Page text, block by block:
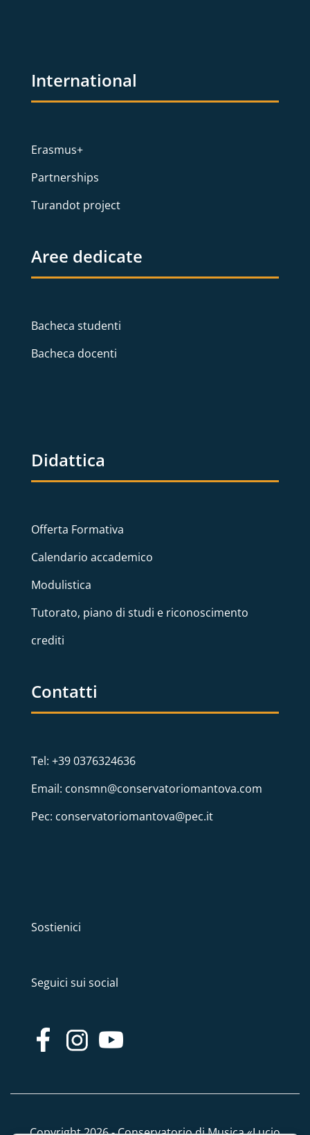
International
Erasmus+
Partnerships
Turandot project
Aree dedicate
Bacheca studenti
Bacheca docenti
Didattica
Offerta Formativa
Calendario accademico
Modulistica
Tutorato, piano di studi e riconoscimento
crediti
Contatti
Tel: +39 0376324636
Email: consmn@conservatoriomantova.com
Pec: conservatoriomantova@pec.it
Sostienici
Seguici sui social